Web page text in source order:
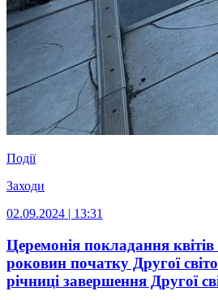
Події
Заходи
02.09.2024 | 13:31
Церемонія покладання
роковин початку Другої
річниці завершення Другої